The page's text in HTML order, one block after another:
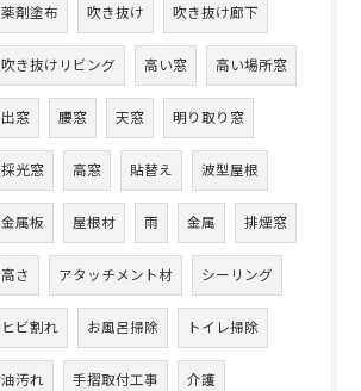
薬剤塗布 吹き抜け 吹き抜け廊下
吹き抜けリビング 高い窓 高い場所窓
出窓 腰窓 天窓 明り取り窓
採光窓 高窓 貼替え 波型屋根
金属板 屋根材 雨 金属 排煙窓
高さ アタッチメント材 シーリング
ヒビ割れ お風呂掃除 トイレ掃除
油汚れ 手摺取付工事 介護